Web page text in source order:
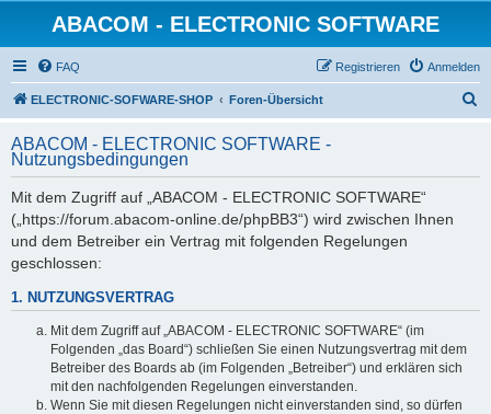
ABACOM - ELECTRONIC SOFTWARE
FAQ Anmelden
Registrieren
ELECTRONIC-SOFWARE-SHOP Foren-Übersicht
h
ABACOM - ELECTRONIC SOFTWARE -
Nutzungsbedingungen
Mit dem Zugriff auf „ABACOM - ELECTRONIC SOFTWARE“
(„https://forum.abacom-online.de/phpBB3“) wird zwischen Ihnen
und dem Betreiber ein Vertrag mit folgenden Regelungen
geschlossen:
1. NUTZUNGSVERTRAG
Mit dem Zugriff auf „ABACOM - ELECTRONIC SOFTWARE“ (im
Folgenden „das Board“) schließen Sie einen Nutzungsvertrag mit dem
Betreiber des Boards ab (im Folgenden „Betreiber“) und erklären sich
mit den nachfolgenden Regelungen einverstanden.
Wenn Sie mit diesen Regelungen nicht einverstanden sind, so dürfen